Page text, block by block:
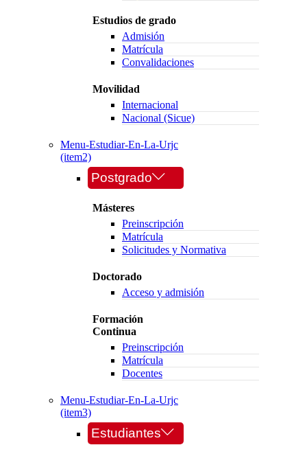
Estudios de grado
Admisión
Matrícula
Convalidaciones
Movilidad
Internacional
Nacional (Sicue)
Menu-Estudiar-En-La-Urjc
(item2)
Postgrado
Másteres
Preinscripción
Matrícula
Solicitudes y Normativa
Doctorado
Acceso y admisión
Formación
Continua
Preinscripción
Matrícula
Docentes
Menu-Estudiar-En-La-Urjc
(item3)
Estudiantes